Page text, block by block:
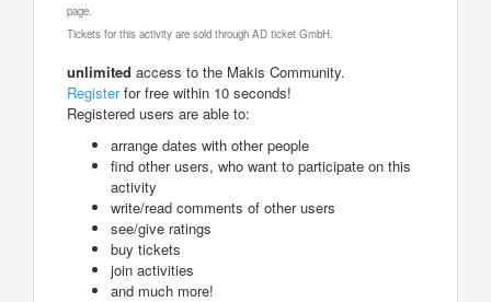
page.
Tickets for this activity are sold through AD ticket GmbH.
unlimited access to the Makis Community.
Registerfor free within 10 seconds!
Registered users are able to:
arrange dates with other people
find other users, who want to participate on this
activity
write/read comments of other users
see/give ratings
buy tickets
join activities
and much more!